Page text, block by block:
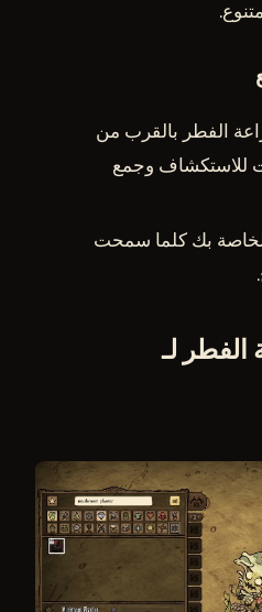
الفطر بالقرب من
للاستكشاف وجمع
بك كلما سمحت
لـ